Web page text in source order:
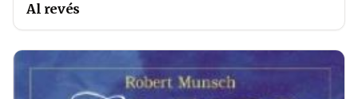
Al revés